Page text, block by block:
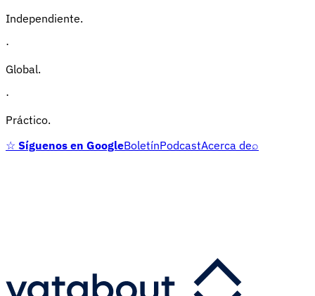
Independiente.
·
Global.
·
Práctico.
☆ Síguenos en GoogleBoletínPodcastAcerca de⌕